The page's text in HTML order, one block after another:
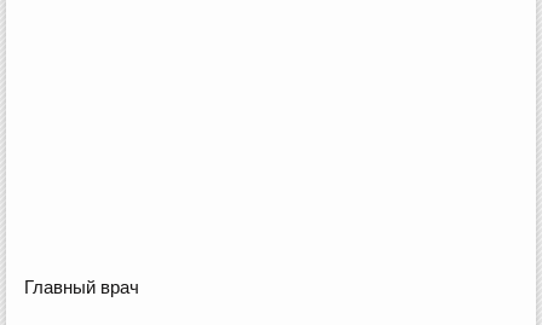
Главный врач